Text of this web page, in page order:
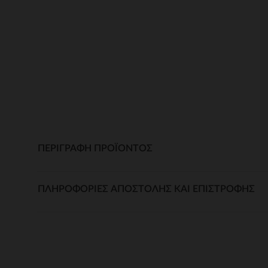
ΠΕΡΙΓΡΑΦΉ ΠΡΟΪΌΝΤΟΣ
ΠΛΗΡΟΦΟΡΊΕΣ ΑΠΟΣΤΟΛΉΣ ΚΑΙ ΕΠΙΣΤΡΟΦΉΣ